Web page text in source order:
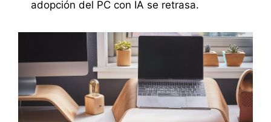
adopción del PC con IA se retrasa.